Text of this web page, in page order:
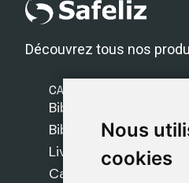
Nous
cookies
Nous
cookies
Découvrez tous nos
CATÉGORIES
Bibles Safeliz
Bibles
Livres
Cadeaux